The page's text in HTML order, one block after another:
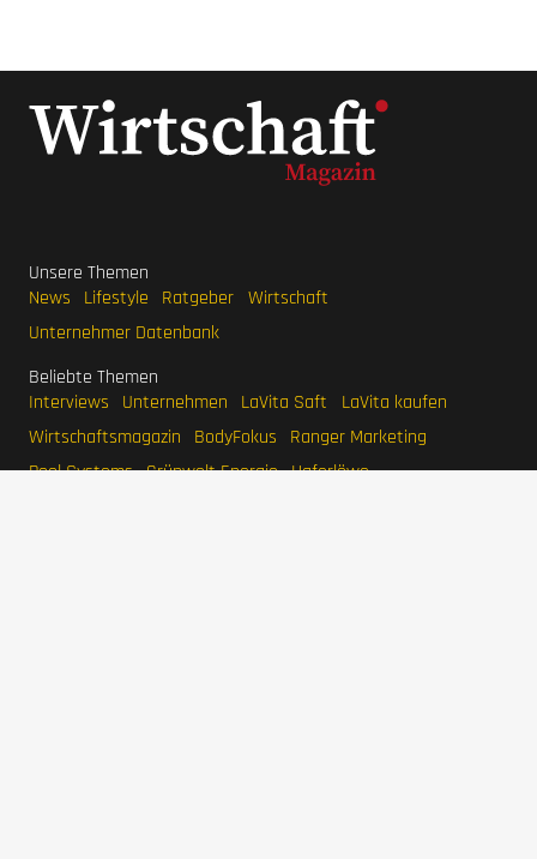
Unsere Themen
News
Lifestyle Ratgeber Wirtschaft
Unternehmer Datenbank
Beliebte Themen
Interviews
Unternehmen LaVita Saft
LaVita kaufen
Wirtschaftsmagazin
BodyFokus
Ranger Marketing
Pool Systems Grünwelt Energie Haferlöwe